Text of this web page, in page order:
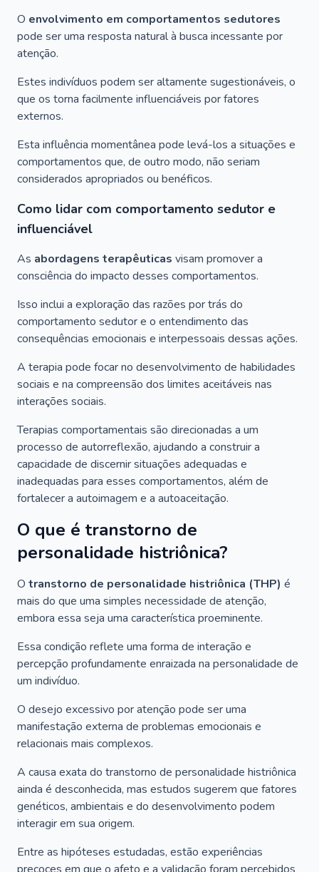
O envolvimento em comportamentos sedutores
pode ser uma resposta natural à busca incessante por
atenção.
Estes indivíduos podem ser altamente sugestionáveis, o
que os torna facilmente influenciáveis por fatores
externos.
Esta influência momentânea pode levá-los a situações e
comportamentos que, de outro modo, não seriam
considerados apropriados ou benéficos.
Como lidar com comportamento sedutor e
influenciável
As abordagens terapêuticas visam promover a
consciência do impacto desses comportamentos.
Isso inclui a exploração das razões por trás do
comportamento sedutor e o entendimento das
consequências emocionais e interpessoais dessas ações.
A terapia pode focar no desenvolvimento de habilidades
sociais e na compreensão dos limites aceitáveis nas
interações sociais.
Terapias comportamentais são direcionadas a um
processo de autorreflexão, ajudando a construir a
capacidade de discernir situações adequadas e
inadequadas para esses comportamentos, além de
fortalecer a autoimagem e a autoaceitação.
O que é transtorno de
personalidade histriônica?
O transtorno de personalidade histriônica (THP) é
mais do que uma simples necessidade de atenção,
embora essa seja uma característica proeminente.
Essa condição reflete uma forma de interação e
percepção profundamente enraizada na personalidade de
um indivíduo.
O desejo excessivo por atenção pode ser uma
manifestação externa de problemas emocionais e
relacionais mais complexos.
A causa exata do transtorno de personalidade histriônica
ainda é desconhecida, mas estudos sugerem que fatores
genéticos, ambientais e do desenvolvimento podem
interagir em sua origem.
Entre as hipóteses estudadas, estão experiências